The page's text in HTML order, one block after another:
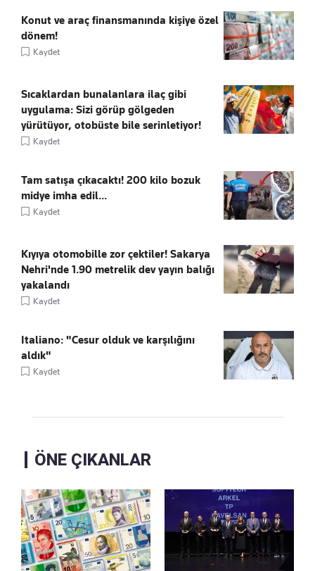
Konut ve araç finansmanında kişiye özel
dönem!
Kaydet
Sıcaklardan bunalanlara ilaç gibi
uygulama: Sizi görüp gölgeden
yürütüyor, otobüste bile serinletiyor!
Kaydet
Tam satışa çıkacaktı! 200 kilo bozuk
midye imha edil...
Kaydet
Kıyıya otomobille zor çektiler! Sakarya
Nehri'nde 1.90 metrelik dev yayın balığı
yakalandı
Kaydet
Italiano: "Cesur olduk ve karşılığını
aldık"
Kaydet
ÖNE ÇIKANLAR